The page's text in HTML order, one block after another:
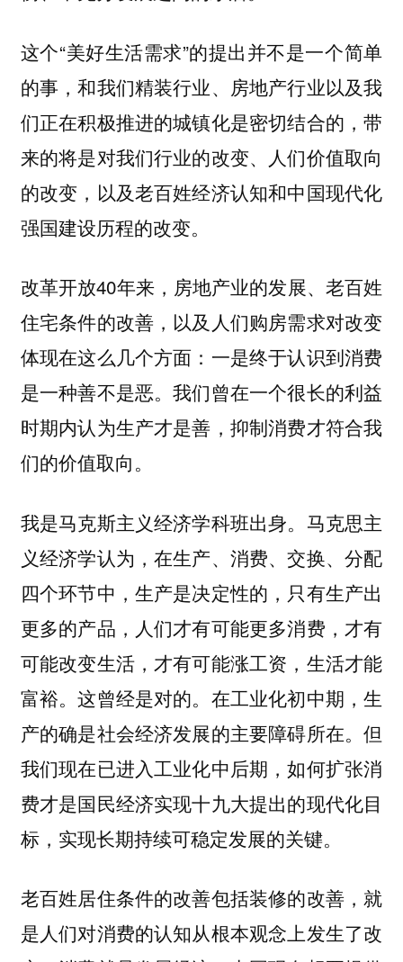
这个“美好生活需求”的提出并不是一个简单
的事，和我们精装行业、房地产行业以及我
们正在积极推进的城镇化是密切结合的，带
来的将是对我们行业的改变、人们价值取向
的改变，以及老百姓经济认知和中国现代化
强国建设历程的改变。
改革开放40年来，房地产业的发展、老百姓
住宅条件的改善，以及人们购房需求对改变
体现在这么几个方面：一是终于认识到消费
是一种善不是恶。我们曾在一个很长的利益
时期内认为生产才是善，抑制消费才符合我
们的价值取向。
我是马克斯主义经济学科班出身。马克思主
义经济学认为，在生产、消费、交换、分配
四个环节中，生产是决定性的，只有生产出
更多的产品，人们才有可能更多消费，才有
可能改变生活，才有可能涨工资，生活才能
富裕。这曾经是对的。在工业化初中期，生
产的确是社会经济发展的主要障碍所在。但
我们现在已进入工业化中后期，如何扩张消
费才是国民经济实现十九大提出的现代化目
标，实现长期持续可稳定发展的关键。
老百姓居住条件的改善包括装修的改善，就
是人们对消费的认知从根本观念上发生了改